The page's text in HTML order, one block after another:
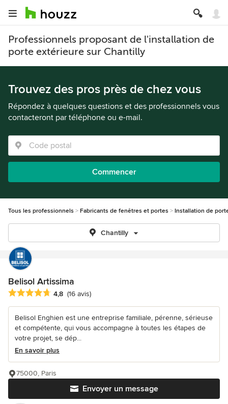
Professionnels proposant de l'installation de
porte extérieure sur Chantilly
Trouvez des pros près de chez vous
Répondez à quelques questions et des professionnels vous
contacteront par téléphone ou e-mail.
Commencer
Tous les professionnels Fabricants de fenêtres et portes Installation de
Chantilly
Belisol Artissima
Note moyenne : 4.8 étoiles sur 5
4,8 (16 avis)
Belisol Enghien est une entreprise familiale, pérenne, sérieuse
et compétente, qui vous accompagne à toutes les étapes de
votre projet, se dép...
En savoir plus
Envoyer un message
75000, Paris